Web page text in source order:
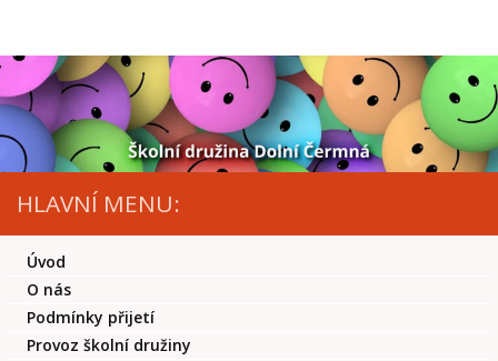
HLAVNÍ MENU:
Úvod
O nás
Podmínky přijetí
Provoz školní družiny